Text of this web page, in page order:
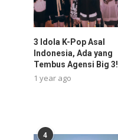
3 Idola K-Pop Asal
Indonesia, Ada yang
Tembus Agensi Big 3!
1 year ago
4